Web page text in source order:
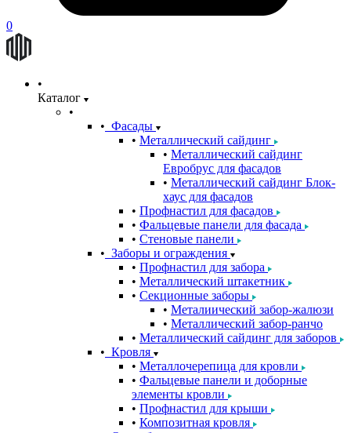
0
Каталог
Фасады
Металлический сайдинг
Металлический сайдинг
Евробрус для фасадов
Металлический сайдинг Блок-
хаус для фасадов
Профнастил для фасадов
Фальцевые панели для фасада
Стеновые панели
Заборы и ограждения
Профнастил для забора
Металлический штакетник
Секционные заборы
Металиический забор-жалюзи
Металлический забор-ранчо
Металлический сайдинг для заборов
Кровля
Металлочерепица для кровли
Фальцевые панели и доборные
элементы кровли
Профнастил для крыши
Композитная кровля